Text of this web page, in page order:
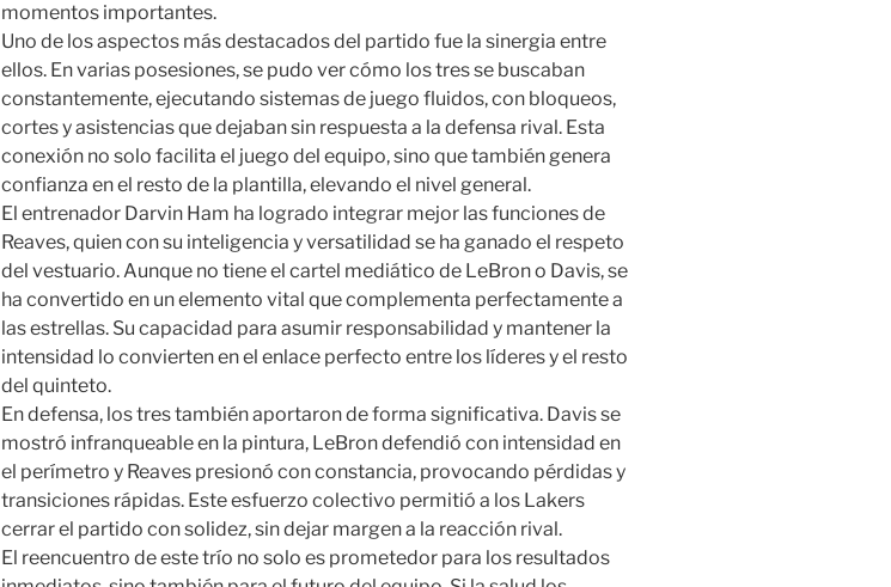
momentos importantes.
Uno de los aspectos más destacados del partido fue la sinergia entre
ellos. En varias posesiones, se pudo ver cómo los tres se buscaban
constantemente, ejecutando sistemas de juego fluidos, con bloqueos,
cortes y asistencias que dejaban sin respuesta a la defensa rival. Esta
conexión no solo facilita el juego del equipo, sino que también genera
confianza en el resto de la plantilla, elevando el nivel general.
El entrenador Darvin Ham ha logrado integrar mejor las funciones de
Reaves, quien con su inteligencia y versatilidad se ha ganado el respeto
del vestuario. Aunque no tiene el cartel mediático de LeBron o Davis, se
ha convertido en un elemento vital que complementa perfectamente a
las estrellas. Su capacidad para asumir responsabilidad y mantener la
intensidad lo convierten en el enlace perfecto entre los líderes y el resto
del quinteto.
En defensa, los tres también aportaron de forma significativa. Davis se
mostró infranqueable en la pintura, LeBron defendió con intensidad en
el perímetro y Reaves presionó con constancia, provocando pérdidas y
transiciones rápidas. Este esfuerzo colectivo permitió a los Lakers
cerrar el partido con solidez, sin dejar margen a la reacción rival.
El reencuentro de este trío no solo es prometedor para los resultados